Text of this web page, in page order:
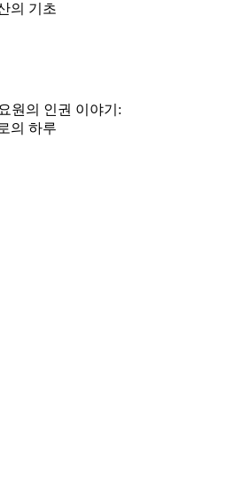
의 기초
원의 인권 이야기:
의 하루